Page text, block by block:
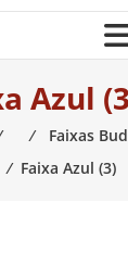
Azul
⁄
Faixas
⁄ Faixa Azul (3)